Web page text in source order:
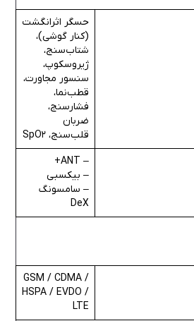
حسگر اثرانگشت
(کنار گوشی)،
شتاب‌سنج،
ژیروسکوپ،
سنسور مجاورت،
قطب‌نما،
فشارسنج،
ضربان
قلب‌سنج، SpO2
– ANT+
– بیکسبی
– سامسونگ
DeX
GSM / CDMA /
HSPA / EVDO /
LTE